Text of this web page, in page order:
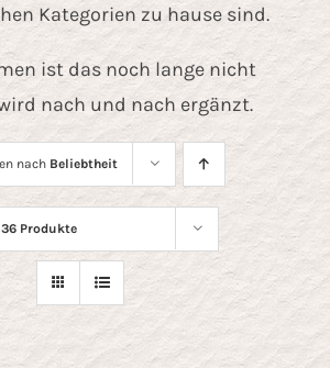
Über mich
Kontakt
Kategorien zu hause sind.
ist das noch lange nicht
nach und nach ergänzt.
nach Beliebtheit
36 Produkte